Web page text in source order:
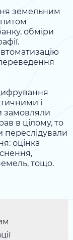
земельним
обміри
і
замовляли
в цілому, то
переслідували
оцінка
тощо.